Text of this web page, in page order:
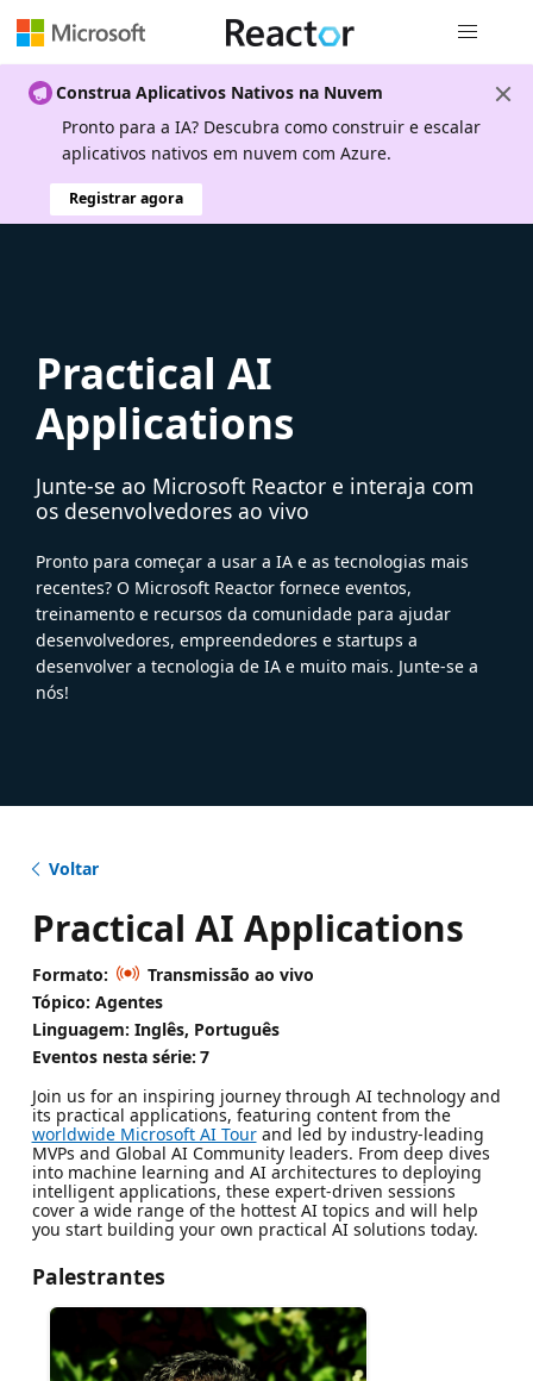
Construa Aplicativos Nativos na Nuvem
Pronto para a IA? Descubra como construir e escalar
aplicativos nativos em nuvem com Azure.
Registrar agora
Practical AI
Applications
Junte-se ao Microsoft Reactor e interaja com
os desenvolvedores ao vivo
Pronto para começar a usar a IA e as tecnologias mais
recentes? O Microsoft Reactor fornece eventos,
treinamento e recursos da comunidade para ajudar
desenvolvedores, empreendedores e startups a
desenvolver a tecnologia de IA e muito mais. Junte-se a
nós!
Voltar
Practical AI Applications
Formato:
Transmissão ao vivo
Tópico: Agentes
Linguagem: Inglês, Português
Eventos nesta série: 7
Join us for an inspiring journey through AI technology and
its practical applications, featuring content from the
worldwide Microsoft AI Tourand led by industry-leading
MVPs and Global AI Community leaders. From deep dives
into machine learning and AI architectures to deploying
intelligent applications, these expert-driven sessions
cover a wide range of the hottest AI topics and will help
you start building your own practical AI solutions today.
Palestrantes